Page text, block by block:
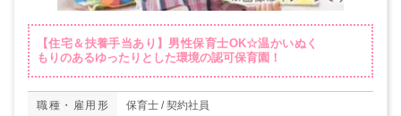
【住宅＆扶養手当あり】男性保育士OK☆温かいぬく
もりのあるゆったりとした環境の認可保育園！
職種・雇用形
保育士 / 契約社員